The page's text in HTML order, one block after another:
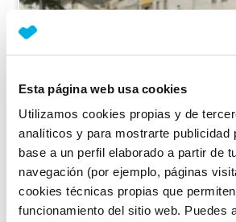
Esta página web usa cookies
Utilizamos cookies propias y de
analíticos y para mostrarte publicidad
base a un perfil elaborado a partir de
navegación (por ejemplo, páginas
cookies técnicas propias que
funcionamiento del sitio web. Puedes